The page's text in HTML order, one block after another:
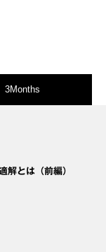
3Months
解とは（前編）